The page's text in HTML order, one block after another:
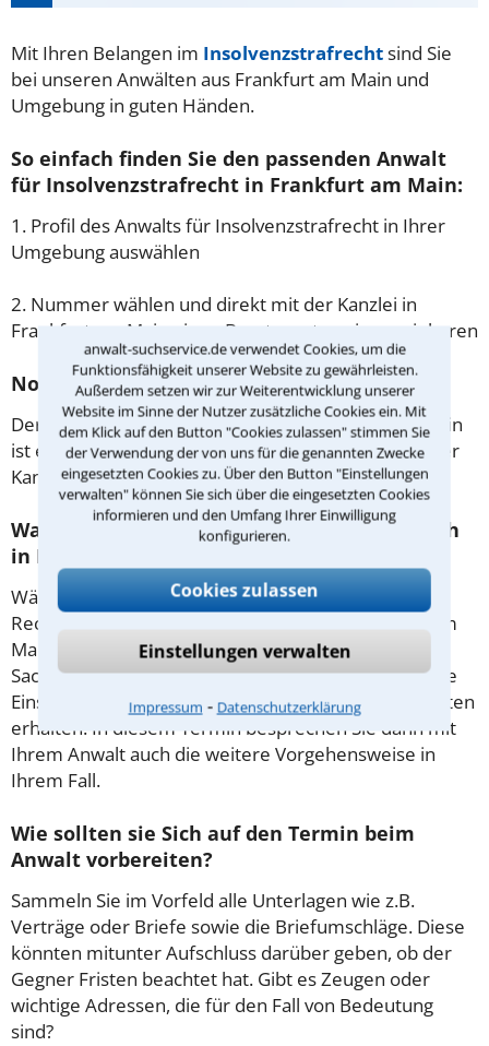
anwalt-suchservice.de verwendet Cookies, um die
Funktionsfähigkeit unserer Website zu gewährleisten.
Außerdem setzen wir zur Weiterentwicklung unserer
Website im Sinne der Nutzer zusätzliche Cookies ein. Mit
dem Klick auf den Button "Cookies zulassen" stimmen Sie
der Verwendung der von uns für die genannten Zwecke
eingesetzten Cookies zu. Über den Button "Einstellungen
verwalten" können Sie sich über die eingesetzten Cookies
informieren und den Umfang Ihrer Einwilligung
konfigurieren.
Cookies zulassen
Einstellungen verwalten
Impressum ⁃ Datenschutzerklärung
Mit Ihren Belangen im Insolvenzstrafrechtsind Sie
bei unseren Anwälten aus Frankfurt am Main und
Umgebung in guten Händen.
So einfach finden Sie den passenden Anwalt
für Insolvenzstrafrecht in Frankfurt am Main:
1. Profil des Anwalts für Insolvenzstrafrecht in Ihrer
Umgebung auswählen
2. Nummer wählen und direkt mit der Kanzlei in
Frankfurt am Main einen Beratungstermin vereinbaren
Noch besser: Lassen Sie sich zurückrufen
Der einfachste Weg zum Anwalt in Frankfurt am Main
ist es, über unser Kontaktformular einen Rückruf der
Kanzlei anzufordern - probieren Sie es gleich aus.
Was passiert beim anwaltlichen Erstgespräch
in Frankfurt am Main?
Während des ersten Gesprächs mit Ihrem
Rechtsanwalt für Insolvenzstrafrecht in Frankfurt am
Main haben Sie die Möglichkeit, in Ruhe den
Sachverhalt zu schildern, sodass Sie eine qualifizierte
Einschätzung zu Ihrem Fall und Ihren Erfolgsaussichten
erhalten. In diesem Termin besprechen Sie dann mit
Ihrem Anwalt auch die weitere Vorgehensweise in
Ihrem Fall.
Wie sollten sie Sich auf den Termin beim
Anwalt vorbereiten?
Sammeln Sie im Vorfeld alle Unterlagen wie z.B.
Verträge oder Briefe sowie die Briefumschläge. Diese
könnten mitunter Aufschluss darüber geben, ob der
Gegner Fristen beachtet hat. Gibt es Zeugen oder
wichtige Adressen, die für den Fall von Bedeutung
sind?